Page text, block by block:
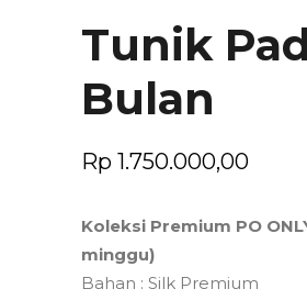
Tunik
Bulan
Rp 1.750.000,00
Koleksi Premium PO
minggu)
Bahan : Silk Premium